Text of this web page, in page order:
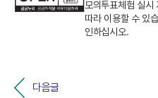
모의투표체험 실시
따라 이용할 수 있
인하십시오.
다음글